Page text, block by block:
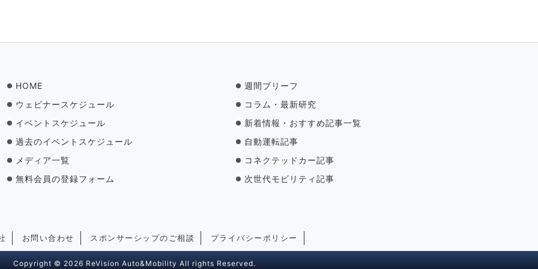
HOME
ウェビナースケジュール
イベントスケジュール
過去のイベントスケジュール
メディア一覧
無料会員の登録フォーム
週間ブリーフ
コラム・最新研究
新着情報・おすすめ記事一覧
自動運転記事
コネクテッドカー記事
次世代モビリティ記事
お問い合わせ スポンサーシップのご相談 プライバシーポリシー
Copyright © 2026 ReVision Auto&Mobility All rights Reserved.